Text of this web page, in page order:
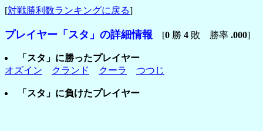
[対戦勝利数ランキングに戻る]
プレイヤー「スタ」の詳細情報 [0 勝 4 敗 勝率 .000]
「スタ」に勝ったプレイヤー
オズイン
クランド クーラ つつじ
「スタ」に負けたプレイヤー